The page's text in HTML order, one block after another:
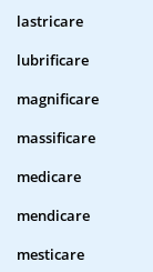
lastricare
lubrificare
magnificare
massificare
medicare
mendicare
mesticare